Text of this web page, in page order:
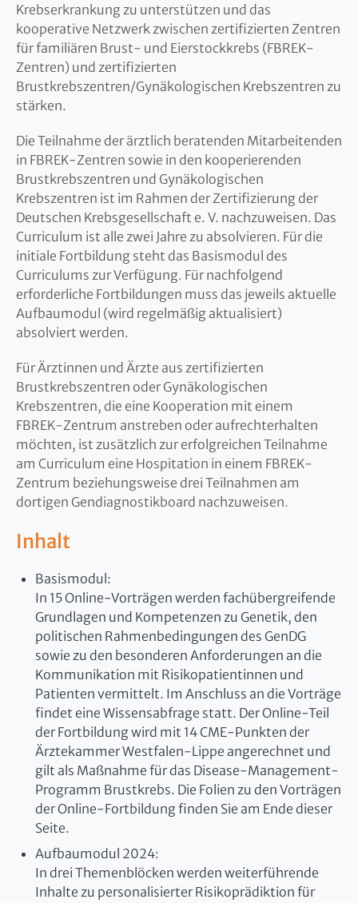
Krebserkrankung zu unterstützen und das
kooperative Netzwerk zwischen zertifizierten Zentren
für familiären Brust- und Eierstockkrebs (FBREK-
Zentren) und zertifizierten
Brustkrebszentren/Gynäkologischen Krebszentren zu
stärken.
Die Teilnahme der ärztlich beratenden Mitarbeitenden
in FBREK-Zentren sowie in den kooperierenden
Brustkrebszentren und Gynäkologischen
Krebszentren ist im Rahmen der Zertifizierung der
Deutschen Krebsgesellschaft e. V. nachzuweisen. Das
Curriculum ist alle zwei Jahre zu absolvieren. Für die
initiale Fortbildung steht das Basismodul des
Curriculums zur Verfügung. Für nachfolgend
erforderliche Fortbildungen muss das jeweils aktuelle
Aufbaumodul (wird regelmäßig aktualisiert)
absolviert werden.
Für Ärztinnen und Ärzte aus zertifizierten
Brustkrebszentren oder Gynäkologischen
Krebszentren, die eine Kooperation mit einem
FBREK-Zentrum anstreben oder aufrechterhalten
möchten, ist zusätzlich zur erfolgreichen Teilnahme
am Curriculum eine Hospitation in einem FBREK-
Zentrum beziehungsweise drei Teilnahmen am
dortigen Gendiagnostikboard nachzuweisen.
Inhalt
Basismodul:
In 15 Online-Vorträgen werden fachübergreifende
Grundlagen und Kompetenzen zu Genetik, den
politischen Rahmenbedingungen des GenDG
sowie zu den besonderen Anforderungen an die
Kommunikation mit Risikopatientinnen und
Patienten vermittelt. Im Anschluss an die Vorträge
findet eine Wissensabfrage statt. Der Online-Teil
der Fortbildung wird mit 14 CME-Punkten der
Ärztekammer Westfalen-Lippe angerechnet und
gilt als Maßnahme für das Disease-Management-
Programm Brustkrebs. Die Folien zu den Vorträgen
der Online-Fortbildung finden Sie am Ende dieser
Seite.
Aufbaumodul 2024:
In drei Themenblöcken werden weiterführende
Inhalte zu personalisierter Risikoprädiktion für